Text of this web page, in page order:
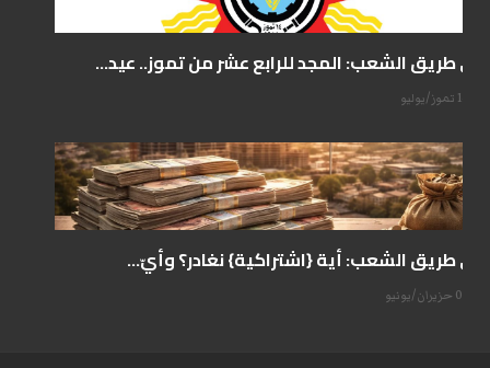
على طريق الشعب: المجد للرابع عشر من تموز.. عيد...
14 تموز/يوليو
على طريق الشعب: أية {اشتراكية} نغادر؟ وأيّ...
07 حزيران/يونيو